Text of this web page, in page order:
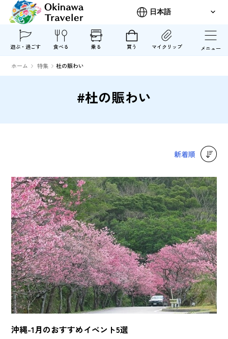
遊ぶ・過ごす 食べる 乗る 買う マイクリップ メニュー
ホーム 特集 杜の賑わい
#杜の賑わい
新着順
沖縄-1月のおすすめイベント5選